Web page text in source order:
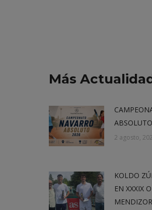
Más
2 agosto,
KOLDO
EN XXXIX